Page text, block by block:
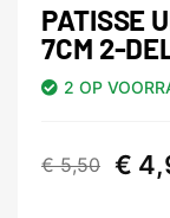
PATISSE
7CM 2-
2 OP
€5,50 €